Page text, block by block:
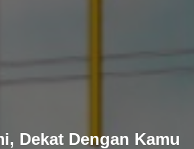
Dekat Dengan Kamu